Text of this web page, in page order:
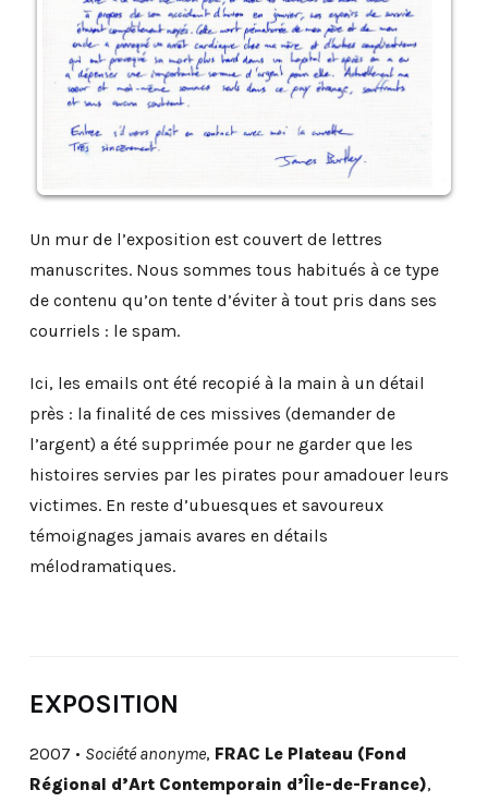
Un mur de l’exposition est couvert de lettres
manuscrites. Nous sommes tous habitués à ce type
de contenu qu’on tente d’éviter à tout pris dans ses
courriels : le spam.
Ici, les emails ont été recopié à la main à un détail
près : la finalité de ces missives (demander de
l’argent) a été supprimée pour ne garder que les
histoires servies par les pirates pour amadouer leurs
victimes. En reste d’ubuesques et savoureux
témoignages jamais avares en détails
mélodramatiques.
EXPOSITION
2007 • Société anonyme, FRAC Le Plateau (Fond
Régional d’Art Contemporain d’Île-de-France),